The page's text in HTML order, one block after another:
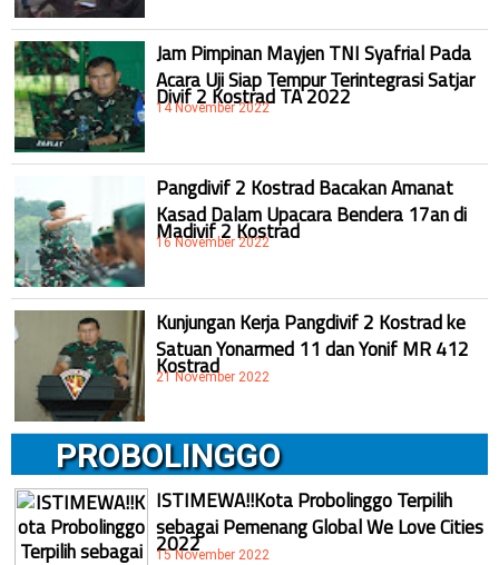
Jam Pimpinan Mayjen TNI Syafrial Pada
Acara Uji Siap Tempur Terintegrasi Satjar
Divif 2 Kostrad TA 2022
14 November 2022
Pangdivif 2 Kostrad Bacakan Amanat
Kasad Dalam Upacara Bendera 17an di
Madivif 2 Kostrad
16 November 2022
Kunjungan Kerja Pangdivif 2 Kostrad ke
Satuan Yonarmed 11 dan Yonif MR 412
Kostrad
21 November 2022
PROBOLINGGO
ISTIMEWA!!Kota Probolinggo Terpilih
sebagai Pemenang Global We Love Cities
2022
15 November 2022